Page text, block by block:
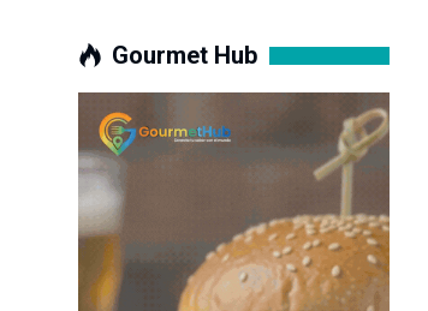
Gourmet Hub